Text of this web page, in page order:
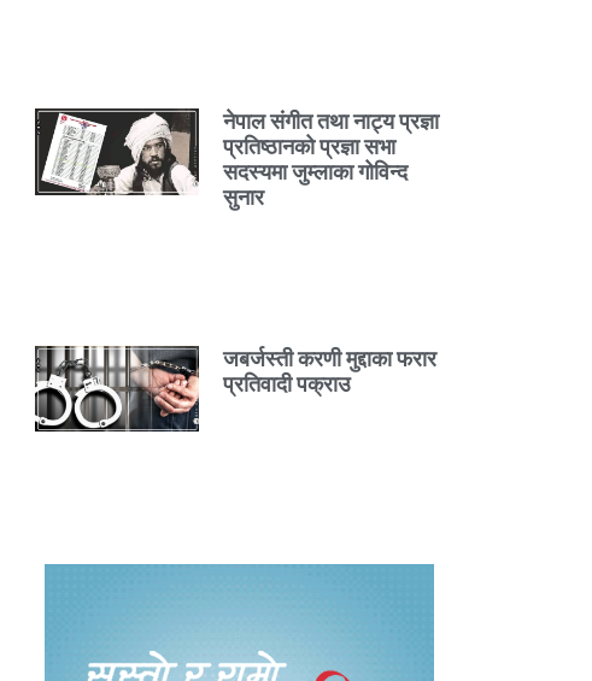
नेपाल संगीत तथा नाट्य प्रज्ञा
प्रतिष्ठानको प्रज्ञा सभा
सदस्यमा जुम्लाका गोविन्द
सुनार
जबर्जस्ती करणी मुद्दाका फरार
प्रतिवादी पक्राउ